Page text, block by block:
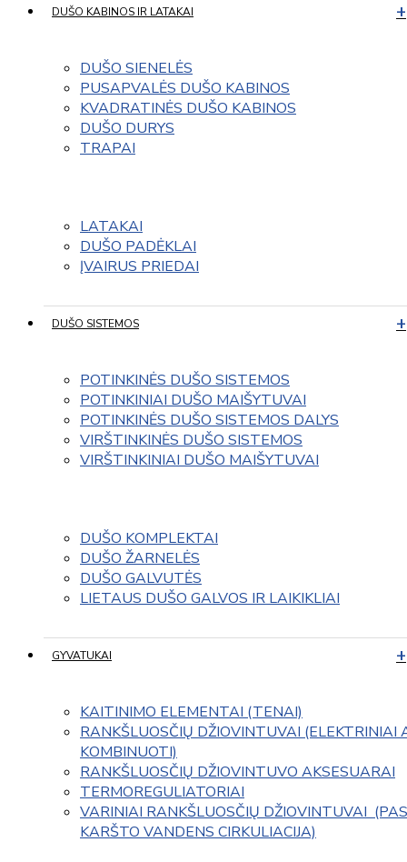
DUŠO KABINOS IR LATAKAI
DUŠO SIENELĖS
PUSAPVALĖS DUŠO KABINOS
KVADRATINĖS DUŠO KABINOS
DUŠO DURYS
TRAPAI
LATAKAI
DUŠO PADĖKLAI
ĮVAIRUS PRIEDAI
DUŠO SISTEMOS
POTINKINĖS DUŠO SISTEMOS
POTINKINIAI DUŠO MAIŠYTUVAI
POTINKINĖS DUŠO SISTEMOS DALYS
VIRŠTINKINĖS DUŠO SISTEMOS
VIRŠTINKINIAI DUŠO MAIŠYTUVAI
DUŠO KOMPLEKTAI
DUŠO ŽARNELĖS
DUŠO GALVUTĖS
LIETAUS DUŠO GALVOS IR LAIKIKLIAI
GYVATUKAI
KAITINIMO ELEMENTAI (TENAI)
RANKŠLUOSČIŲ DŽIOVINTUVAI (ELEKTRINIAI
KOMBINUOTI)
RANKŠLUOSČIŲ DŽIOVINTUVO AKSESUARAI
TERMOREGULIATORIAI
VARINIAI RANKŠLUOSČIŲ DŽIOVINTUVAI
KARŠTO VANDENS CIRKULIACIJA)